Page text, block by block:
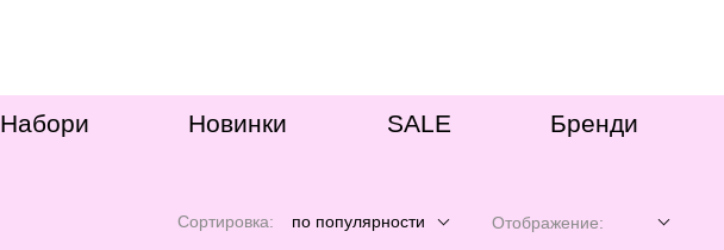
Набори Новинки SALE Бренди
Сортировка: по популярности Отображение: